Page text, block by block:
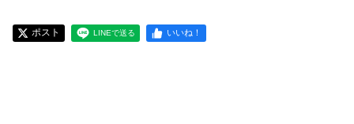
ポスト LINEで送る いいね！